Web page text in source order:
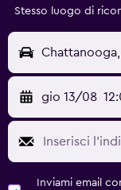
Stesso luogo di
gio 13/08
Inviami email